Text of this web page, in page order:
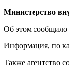
Министерство
Об этом
Информация, по
Также агентство